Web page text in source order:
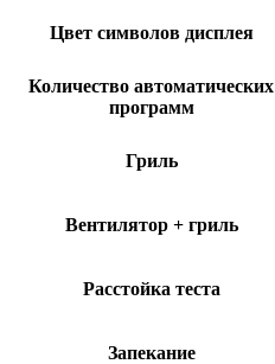
Цвет символов дисплея
Количество автоматических
программ
Гриль
Вентилятор + гриль
Расстойка теста
Запекание